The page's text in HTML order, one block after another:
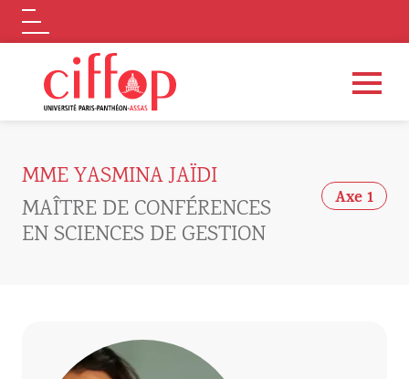
Logo
MME YASMINA JAÏDI
MAÎTRE DE CONFÉRENCES
EN SCIENCES DE GESTION
Axe 1